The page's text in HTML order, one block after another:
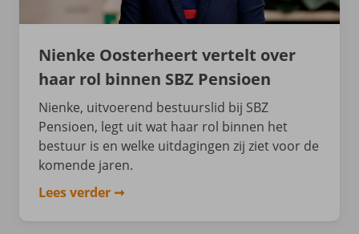
Nienke Oosterheert vertelt over
haar rol binnen SBZ Pensioen
Nienke, uitvoerend bestuurslid bij SBZ
Pensioen, legt uit wat haar rol binnen het
bestuur is en welke uitdagingen zij ziet voor de
komende jaren.
Lees verder